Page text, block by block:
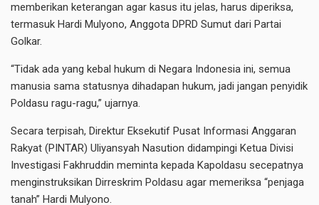
memberikan keterangan agar kasus itu jelas, harus diperiksa,
termasuk Hardi Mulyono, Anggota DPRD Sumut dari Partai
Golkar.
“Tidak ada yang kebal hukum di Negara Indonesia ini, semua
manusia sama statusnya dihadapan hukum, jadi jangan penyidik
Poldasu ragu-ragu,” ujarnya.
Secara terpisah, Direktur Eksekutif Pusat Informasi Anggaran
Rakyat (PINTAR) Uliyansyah Nasution didampingi Ketua Divisi
Investigasi Fakhruddin meminta kepada Kapoldasu secepatnya
menginstruksikan Dirreskrim Poldasu agar memeriksa “penjaga
tanah” Hardi Mulyono.